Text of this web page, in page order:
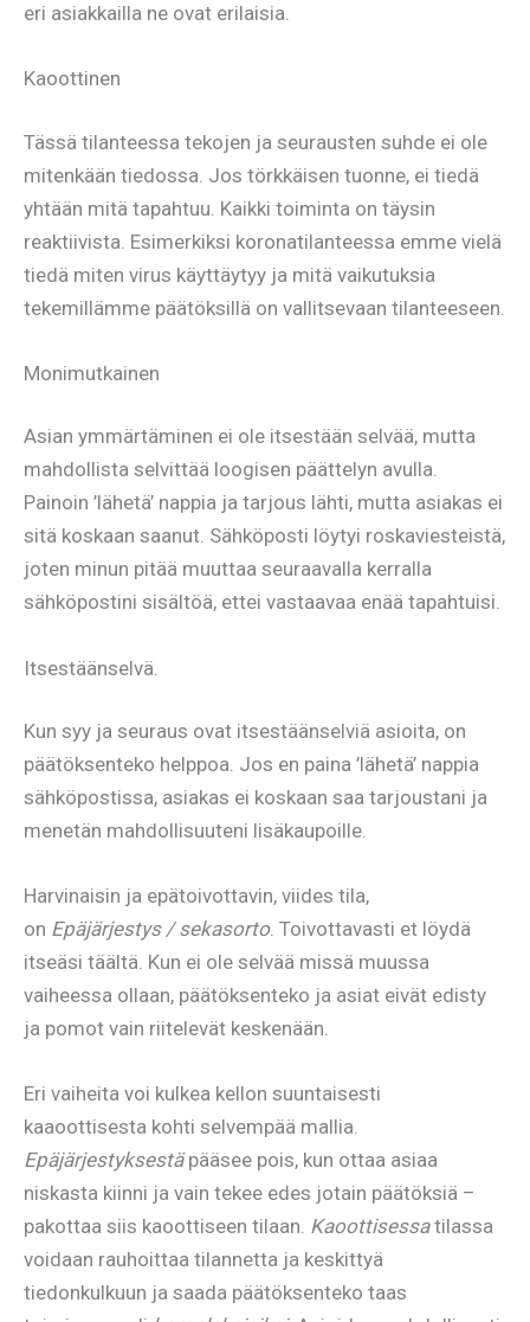
eri asiakkailla ne ovat erilaisia.
Kaoottinen
Tässä tilanteessa tekojen ja seurausten suhde ei ole
mitenkään tiedossa. Jos törkkäisen tuonne, ei tiedä
yhtään mitä tapahtuu. Kaikki toiminta on täysin
reaktiivista. Esimerkiksi koronatilanteessa emme vielä
tiedä miten virus käyttäytyy ja mitä vaikutuksia
tekemillämme päätöksillä on vallitsevaan tilanteeseen.
Monimutkainen
Asian ymmärtäminen ei ole itsestään selvää, mutta
mahdollista selvittää loogisen päättelyn avulla.
Painoin ’lähetä’ nappia ja tarjous lähti, mutta asiakas ei
sitä koskaan saanut. Sähköposti löytyi roskaviesteistä,
joten minun pitää muuttaa seuraavalla kerralla
sähköpostini sisältöä, ettei vastaavaa enää tapahtuisi.
Itsestäänselvä.
Kun syy ja seuraus ovat itsestäänselviä asioita, on
päätöksenteko helppoa. Jos en paina ’lähetä’ nappia
sähköpostissa, asiakas ei koskaan saa tarjoustani ja
menetän mahdollisuuteni lisäkaupoille.
Harvinaisin ja epätoivottavin, viides tila,
on Epäjärjestys / sekasorto. Toivottavasti et löydä
itseäsi täältä. Kun ei ole selvää missä muussa
vaiheessa ollaan, päätöksenteko ja asiat eivät edisty
ja pomot vain riitelevät keskenään.
Eri vaiheita voi kulkea kellon suuntaisesti
kaaoottisesta kohti selvempää mallia.
Epäjärjestyksestäpääsee pois, kun ottaa asiaa
niskasta kiinni ja vain tekee edes jotain päätöksiä –
pakottaa siis kaoottiseen tilaan. Kaoottisessatilassa
voidaan rauhoittaa tilannetta ja keskittyä
tiedonkulkuun ja saada päätöksenteko taas